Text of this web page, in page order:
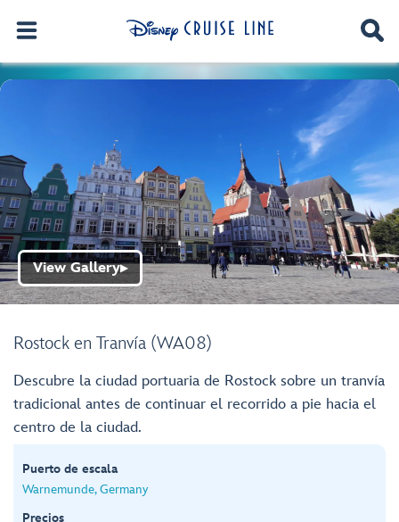
Rostock en Tranvía (WA08)
View Gallery▶
Descubre la ciudad portuaria de Rostock sobre un tranvía
tradicional antes de continuar el recorrido a pie hacia el
centro de la ciudad.
Puerto de escala
Warnemunde, Germany
Precios